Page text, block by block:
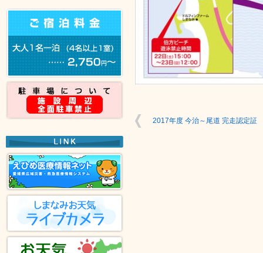
2017年度 今治～尾道 完走認定証